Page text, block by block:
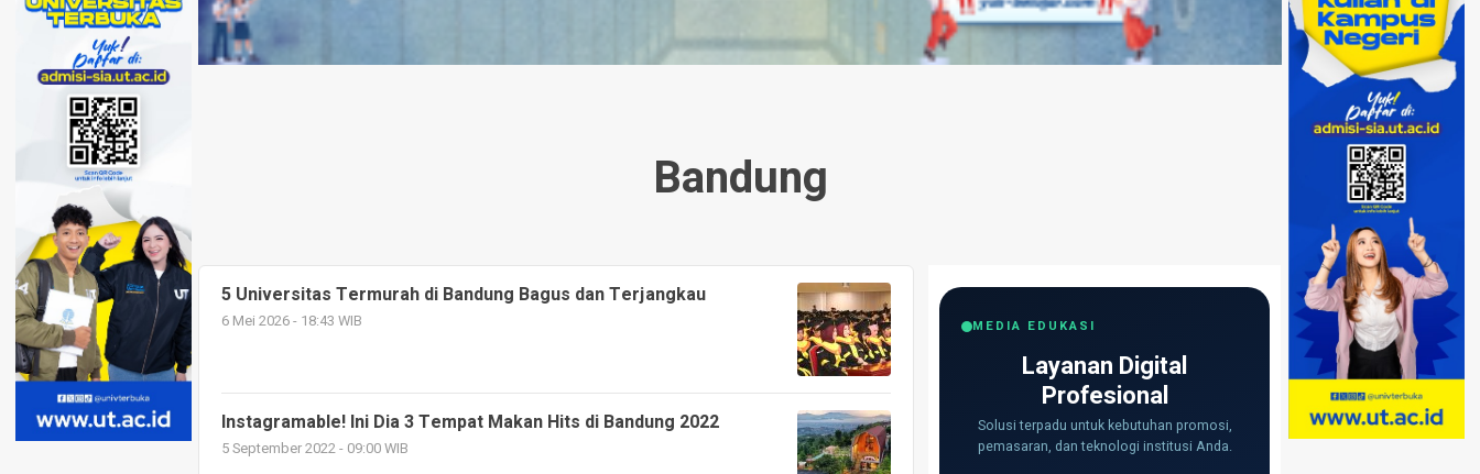
Bandung
5 Universitas Termurah di Bandung Bagus dan Terjangkau
6 Mei 2026 - 18:43 WIB
Instagramable! Ini Dia 3 Tempat Makan Hits di Bandung 2022
5 September 2022 - 09:00 WIB
MEDIA EDUKASI
Layanan Digital
Profesional
Solusi terpadu untuk kebutuhan promosi,
pemasaran, dan teknologi institusi Anda.